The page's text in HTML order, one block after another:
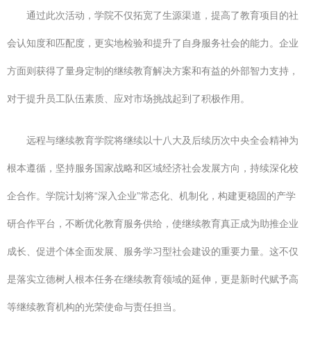
通过此次活动，学院不仅拓宽了生源渠道，提高了教育项目的社
会认知度和匹配度，更实地检验和提升了自身服务社会的能力。企业
方面则获得了量身定制的继续教育解决方案和有益的外部智力支持，
对于提升员工队伍素质、应对市场挑战起到了积极作用。
远程与继续教育学院将继续以十八大及后续历次中央全会精神为
根本遵循，坚持服务国家战略和区域经济社会发展方向，持续深化校
企合作。学院计划将“深入企业”常态化、机制化，构建更稳固的产学
研合作平台，不断优化教育服务供给，使继续教育真正成为助推企业
成长、促进个体全面发展、服务学习型社会建设的重要力量。这不仅
是落实立德树人根本任务在继续教育领域的延伸，更是新时代赋予高
等继续教育机构的光荣使命与责任担当。